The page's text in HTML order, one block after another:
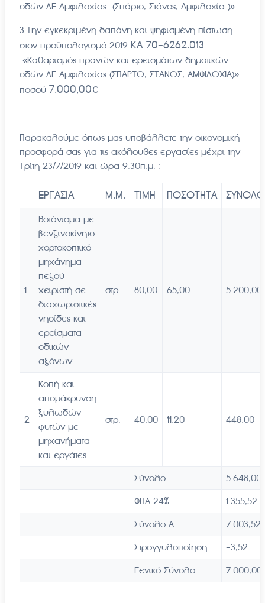
οδών ΔΕ Αμφιλοχίας (Σπάρτο, Στάνος, Αμφιλοχία )»
3.Την εγκεκριμένη δαπάνη και ψηφισμένη πίστωση
στον προϋπολογισμό 2019 ΚΑ 70-6262.013
«Καθαρισμός πρανών και ερεισμάτων δημοτικών
οδών ΔΕ Αμφιλοχίας (ΣΠΑΡΤΟ, ΣΤΑΝΟΣ, ΑΜΦΙΛΟΧΙΑ)»
ποσού 7.000,00€
Παρακαλούμε όπως μας υποβάλλετε την οικονομική
προσφορά σας για τις ακόλουθες εργασίες μέχρι την
Τρίτη 23/7/2019 και ώρα 9.30π.μ. :
ΕΡΓΑΣΙΑ Μ.Μ. ΤΙΜΗ ΠΟΣΟΤΗΤΑ ΣΥΝΟΛΟ
1
Βοτάνισμα με
βενζινοκίνητο
χορτοκοπτικό
μηχάνημα
πεζού
χειριστή σε
διαχωριστικές
νησίδες και
ερείσματα
οδικών
αξόνων
στρ. 80,00 65,00 5.200,00
2
Κοπή και
απομάκρυνση
ξυλωδών
φυτών με
μηχανήματα
και εργάτες
στρ. 40,00 11,20 448,00
Σύνολο 5.648,00
ΦΠΑ 24% 1.355,52
Σύνολο Α 7.003,52
Στρογγυλοποίηση -3,52
Γενικό Σύνολο 7.000,00